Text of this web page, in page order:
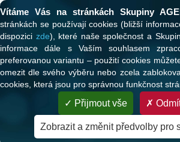
PARTNER VAŠEHO
Zdravotní péče pro klienty všech
Tato webová stránka používá cookies
Vítáme Vás na stránkách Skupiny
stránkách se používají cookies (bližší
dispozici zde), které naše společnost a
informace dále s Vaším souhlasem
preferovanou variantu – použití cookies
omezit dle svého výběru nebo zcela
cookies, která jsou pro správnou funkčnost
Přijmout vše
Zobrazit a změnit předvolby pro